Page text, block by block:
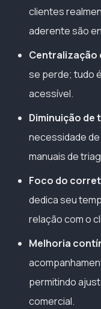
clientes
aderente são
Centralização
se perde; tudo
acessível.
Diminuição
necessidade
manuais de
Foco do
dedica seu
relação com o
Melhoria
permitindo
comercial.